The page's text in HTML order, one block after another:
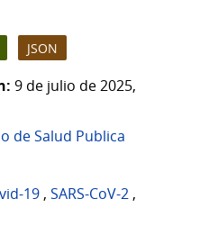
JSON
9 de julio de 2025,
de Salud Publica
19 , SARS-CoV-2 ,